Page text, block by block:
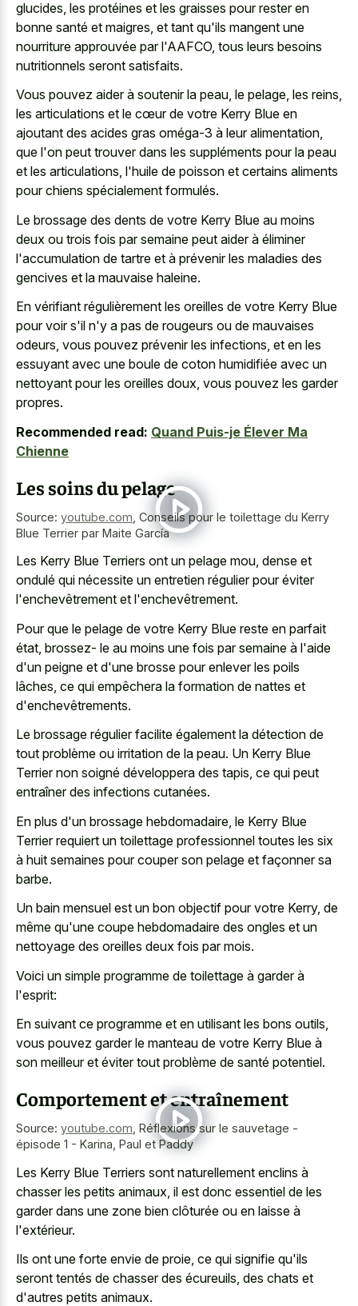
glucides, les protéines et les graisses pour rester en
bonne santé et maigres, et tant qu'ils mangent une
nourriture approuvée par l'AAFCO, tous leurs besoins
nutritionnels seront satisfaits.
Vous pouvez aider à soutenir la peau, le pelage, les reins,
les articulations et le cœur de votre Kerry Blue en
ajoutant des acides gras oméga-3 à leur alimentation,
que l'on peut trouver dans les suppléments pour la peau
et les articulations, l'huile de poisson et certains aliments
pour chiens spécialement formulés.
Le brossage des dents de votre Kerry Blue au moins
deux ou trois fois par semaine peut aider à éliminer
l'accumulation de tartre et à prévenir les maladies des
gencives et la mauvaise haleine.
En vérifiant régulièrement les oreilles de votre Kerry Blue
pour voir s'il n'y a pas de rougeurs ou de mauvaises
odeurs, vous pouvez prévenir les infections, et en les
essuyant avec une boule de coton humidifiée avec un
nettoyant pour les oreilles doux, vous pouvez les garder
propres.
Recommended read: Quand Puis-je Élever Ma
Chienne
Les soins du pelage
Source: youtube.com Conseils pour le toilettage du Kerry
Blue Terrier par Maite García
Les Kerry Blue Terriers ont un pelage mou, dense et
ondulé qui nécessite un entretien régulier pour éviter
l'enchevêtrement et l'enchevêtrement.
Pour que le pelage de votre Kerry Blue reste en parfait
état, brossez- le au moins une fois par semaine à l'aide
d'un peigne et d'une brosse pour enlever les poils
lâches, ce qui empêchera la formation de nattes et
d'enchevêtrements.
Le brossage régulier facilite également la détection de
tout problème ou irritation de la peau. Un Kerry Blue
Terrier non soigné développera des tapis, ce qui peut
entraîner des infections cutanées.
En plus d'un brossage hebdomadaire, le Kerry Blue
Terrier requiert un toilettage professionnel toutes les six
à huit semaines pour couper son pelage et façonner sa
barbe.
Un bain mensuel est un bon objectif pour votre Kerry, de
même qu'une coupe hebdomadaire des ongles et un
nettoyage des oreilles deux fois par mois.
Voici un simple programme de toilettage à garder à
l'esprit:
En suivant ce programme et en utilisant les bons outils,
vous pouvez garder le manteau de votre Kerry Blue à
son meilleur et éviter tout problème de santé potentiel.
Comportement et entraînement
Source: youtube.com Réflexions sur le sauvetage -
épisode 1 - Karina, Paul et Paddy
Les Kerry Blue Terriers sont naturellement enclins à
chasser les petits animaux, il est donc essentiel de les
garder dans une zone bien clôturée ou en laisse à
l'extérieur.
Ils ont une forte envie de proie, ce qui signifie qu'ils
seront tentés de chasser des écureuils, des chats et
d'autres petits animaux.